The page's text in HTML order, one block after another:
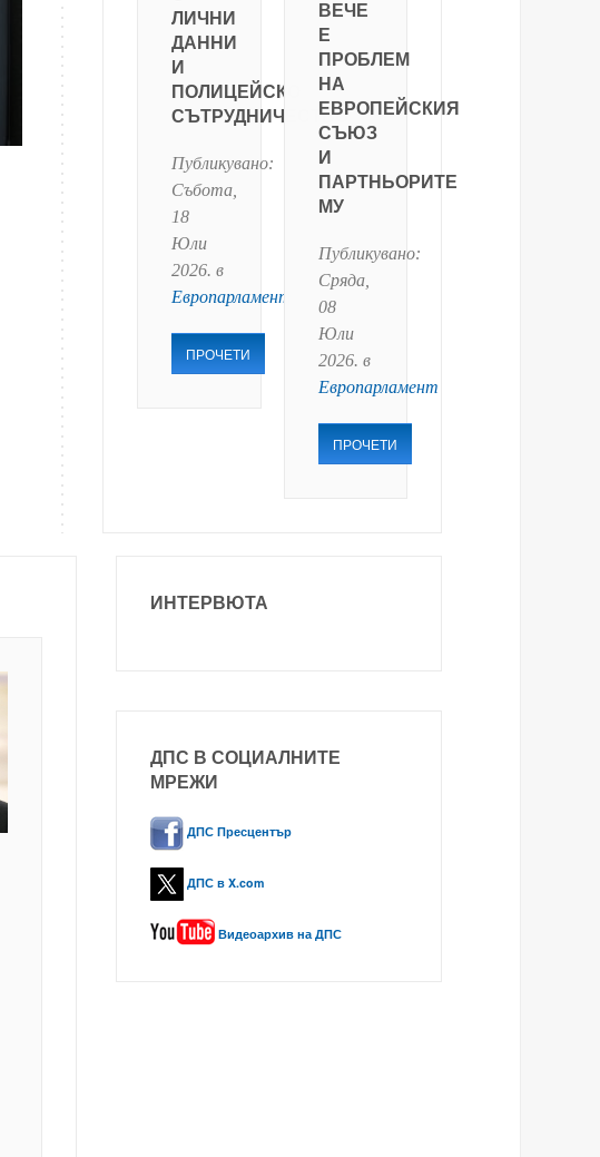
ЛИЧНИ
ДАННИ
И
ПОЛИЦЕЙСКО
СЪТРУДНИЧЕСТВО
Публикувано:
Събота,
18
Юли
2026. в
Европарламент
ПРОЧЕТИ
ВЕЧЕ
Е
ПРОБЛЕМ
НА
ЕВРОПЕЙСКИЯ
СЪЮЗ
И
ПАРТНЬОРИТЕ
МУ
Публикувано:
Сряда,
08
Юли
2026. в
Европарламент
ПРОЧЕТИ
ИНТЕРВЮТА
ДПС В СОЦИАЛНИТЕ
МРЕЖИ
ДПС Пресцентър
ДПС в X.com
Видеоархив на ДПС